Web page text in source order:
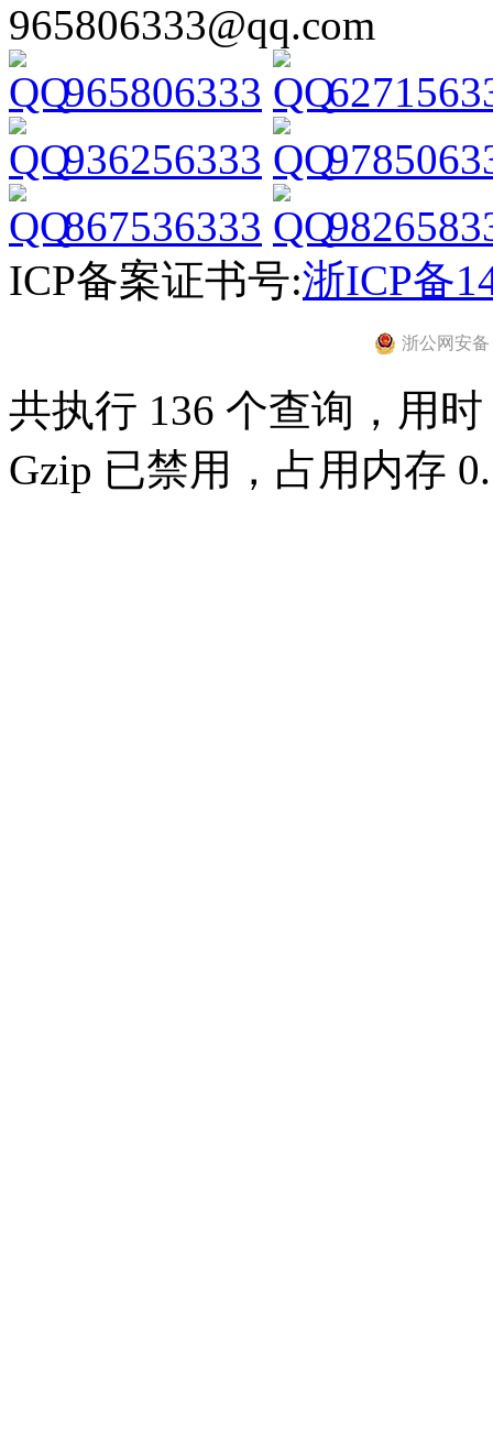
965806333@qq.com
965806333
936256333
867536333
ICP备案证书号:浙ICP备
浙公网安备
共执行 136 个查询，用
Gzip 已禁用，占用内存